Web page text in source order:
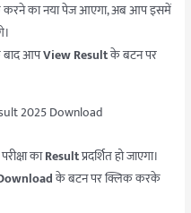
का नया पेज आएगा, अब आप इसमें
बाद आपView Resultके बटन पर
काResultप्रदर्शित हो जाएगा।
के बटन पर क्लिक करके